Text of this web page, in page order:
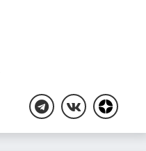
TelegramВКонтакте
Дзен